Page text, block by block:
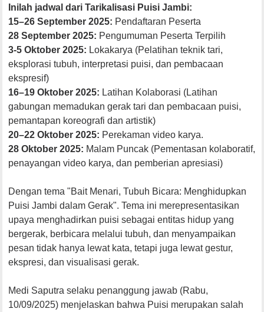
Inilah jadwal dari Tarikalisasi Puisi Jambi:
15–26 September 2025: Pendaftaran Peserta
28 September 2025: Pengumuman Peserta Terpilih
3-5Oktober 2025: Lokakarya (Pelatihan teknik tari,
eksplorasi tubuh, interpretasi puisi, dan pembacaan
ekspresif)
16–19Oktober 2025: Latihan Kolaborasi (Latihan
gabungan memadukan gerak tari dan pembacaan puisi,
pemantapan koreografi danartistik)
20–22 Oktober 2025: Perekaman video karya.
28 Oktober 2025: Malam Puncak (Pementasan kolaboratif,
penayangan video karya, dan pemberian apresiasi)
Dengan tema "Bait Menari,Tubuh Bicara: Menghidupkan
Puisi Jambidalam Gerak".Tema ini merepresentasikan
upaya menghadirkan puisi sebagai entitas hidup yang
bergerak, berbicara melalui tubuh, dan menyampaikan
pesan tidak hanya lewatkata,tetapi juga lewat gestur,
ekspresi, danvisualisasi gerak.
Medi Saputra selaku penanggung jawab (Rabu,
10/09/2025) menjelaskan bahwa Puisi merupakan salah